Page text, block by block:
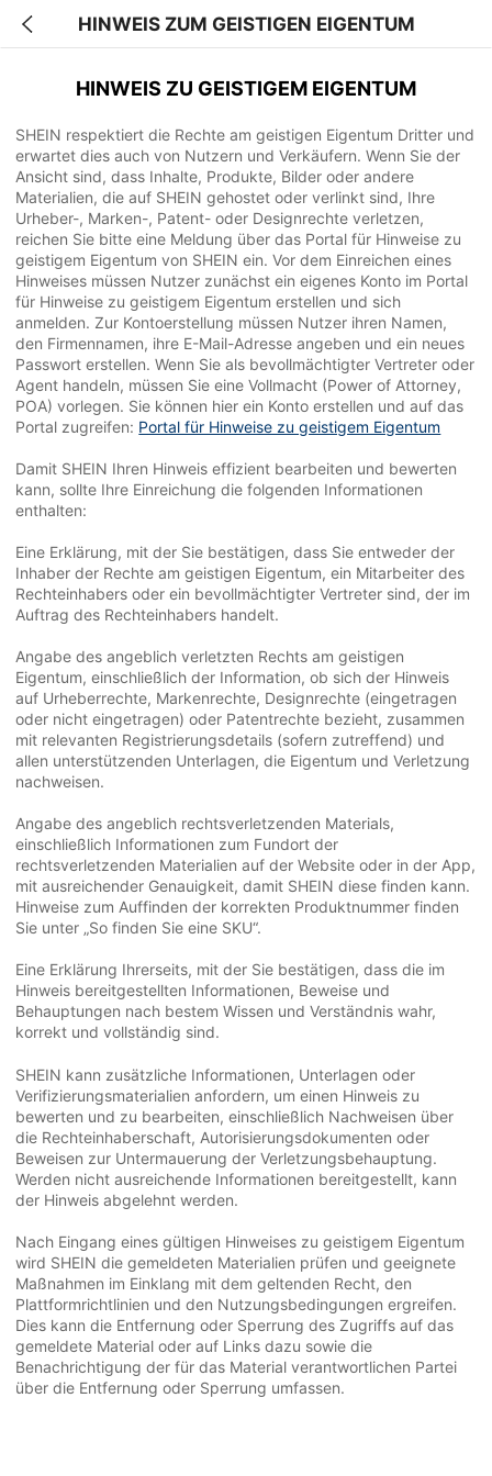
HINWEIS ZUM GEISTIGEN EIGENTUM
HINWEIS ZU GEISTIGEM EIGENTUM
SHEIN respektiert die Rechte am geistigen Eigentum Dritter und
erwartet dies auch von Nutzern und Verkäufern. Wenn Sie der
Ansicht sind, dass Inhalte, Produkte, Bilder oder andere
Materialien, die auf SHEIN gehostet oder verlinkt sind, Ihre
Urheber-, Marken-, Patent- oder Designrechte verletzen,
reichen Sie bitte eine Meldung über das Portal für Hinweise zu
geistigem Eigentum von SHEIN ein. Vor dem Einreichen eines
Hinweises müssen Nutzer zunächst ein eigenes Konto im Portal
für Hinweise zu geistigem Eigentum erstellen und sich
anmelden. Zur Kontoerstellung müssen Nutzer ihren Namen,
den Firmennamen, ihre E-Mail-Adresse angeben und ein neues
Passwort erstellen. Wenn Sie als bevollmächtigter Vertreter oder
Agent handeln, müssen Sie eine Vollmacht (Power of Attorney,
POA) vorlegen. Sie können hier ein Konto erstellen und auf das
Portal zugreifen: Portal für Hinweise zu geistigem Eigentum
Damit SHEIN Ihren Hinweis effizient bearbeiten und bewerten
kann, sollte Ihre Einreichung die folgenden Informationen
enthalten:
Eine Erklärung, mit der Sie bestätigen, dass Sie entweder der
Inhaber der Rechte am geistigen Eigentum, ein Mitarbeiter des
Rechteinhabers oder ein bevollmächtigter Vertreter sind, der im
Auftrag des Rechteinhabers handelt.
Angabe des angeblich verletzten Rechts am geistigen
Eigentum, einschließlich der Information, ob sich der Hinweis
auf Urheberrechte, Markenrechte, Designrechte (eingetragen
oder nicht eingetragen) oder Patentrechte bezieht, zusammen
mit relevanten Registrierungsdetails (sofern zutreffend) und
allen unterstützenden Unterlagen, die Eigentum und Verletzung
nachweisen.
Angabe des angeblich rechtsverletzenden Materials,
einschließlich Informationen zum Fundort der
rechtsverletzenden Materialien auf der Website oder in der App,
mit ausreichender Genauigkeit, damit SHEIN diese finden kann.
Hinweise zum Auffinden der korrekten Produktnummer finden
Sie unter „So finden Sie eine SKU“.
Eine Erklärung Ihrerseits, mit der Sie bestätigen, dass die im
Hinweis bereitgestellten Informationen, Beweise und
Behauptungen nach bestem Wissen und Verständnis wahr,
korrekt und vollständig sind.
SHEIN kann zusätzliche Informationen, Unterlagen oder
Verifizierungsmaterialien anfordern, um einen Hinweis zu
bewerten und zu bearbeiten, einschließlich Nachweisen über
die Rechteinhaberschaft, Autorisierungsdokumenten oder
Beweisen zur Untermauerung der Verletzungsbehauptung.
Werden nicht ausreichende Informationen bereitgestellt, kann
der Hinweis abgelehnt werden.
Nach Eingang eines gültigen Hinweises zu geistigem Eigentum
wird SHEIN die gemeldeten Materialien prüfen und geeignete
Maßnahmen im Einklang mit dem geltenden Recht, den
Plattformrichtlinien und den Nutzungsbedingungen ergreifen.
Dies kann die Entfernung oder Sperrung des Zugriffs auf das
gemeldete Material oder auf Links dazu sowie die
Benachrichtigung der für das Material verantwortlichen Partei
über die Entfernung oder Sperrung umfassen.